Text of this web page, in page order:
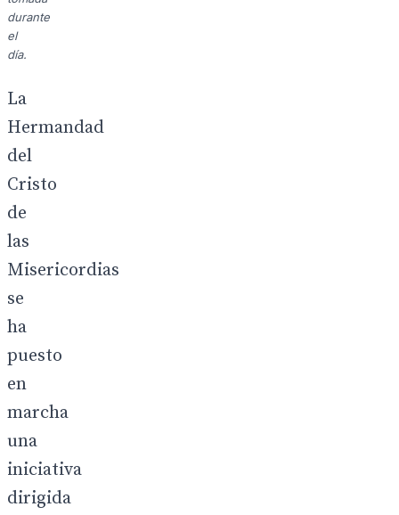
durante
el
día.
La
Hermandad
del
Cristo
de
las
Misericordias
se
ha
puesto
en
marcha
una
iniciativa
dirigida